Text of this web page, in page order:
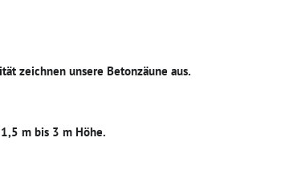
zeichnen unsere Betonzäune aus.
m bis 3 m Höhe.